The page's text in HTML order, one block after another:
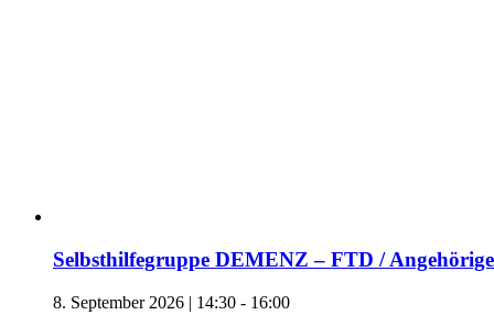
Selbsthilfegruppe DEMENZ – FTD /
8. September 2026 | 14:30 - 16:00